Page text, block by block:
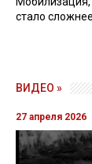
стало сложнее
ВИДЕО »
27 апреля 2026